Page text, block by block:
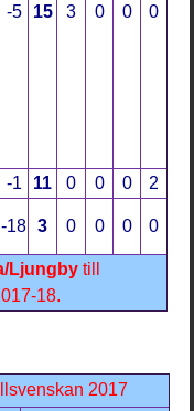
-5 15 3 0 0 0
-1 11 0 0 0 2
-18 3 0 0 0 0
Ljungby till
18.
2017